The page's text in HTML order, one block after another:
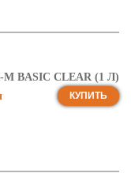
BASIC CLEAR (1 Л)
КУПИТЬ